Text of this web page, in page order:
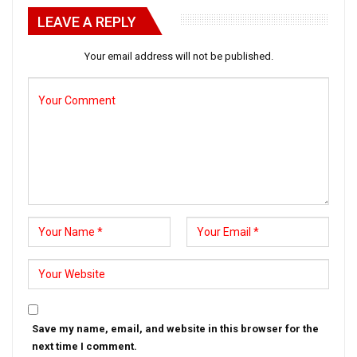
LEAVE A REPLY
Your email address will not be published.
Save my name, email, and website in this browser for the
next time I comment.